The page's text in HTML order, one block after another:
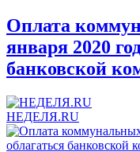
Оплата
января 2020
банковской
НЕДЕЛЯ.RU